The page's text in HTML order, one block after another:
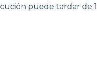
puede tardar de 1